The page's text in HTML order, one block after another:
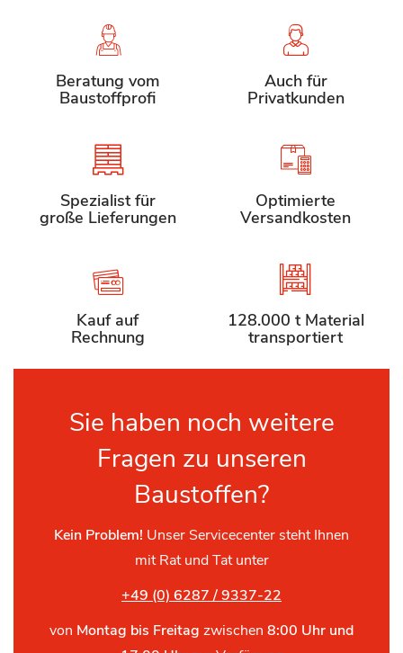
Beratung vom
Baustoffprofi
Auch für
Privatkunden
Spezialist für
große Lieferungen
Optimierte
Versandkosten
Kauf auf
Rechnung
128.000 t Material
transportiert
Sie haben noch weitere
Fragen zu unseren
Baustoffen?
Kein Problem! Unser Servicecenter steht Ihnen
mit Rat und Tat unter
+49 (0) 6287 / 9337-22
von Montag bis Freitag zwischen 8:00 Uhr und